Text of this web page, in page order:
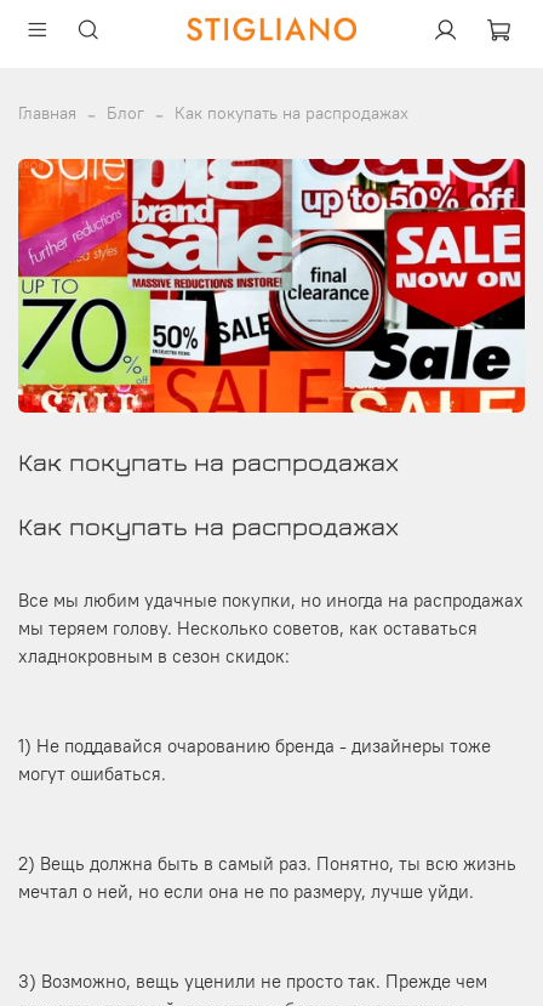
Главная Блог Как покупать на распродажах
Как покупать на распродажах
Как покупать на распродажах
Все мы любим удачные покупки, но иногда на распродажах
мы теряем голову. Несколько советов, как оставаться
хладнокровным в сезон скидок:
1) Не поддавайся очарованию бренда - дизайнеры тоже
могут ошибаться.
2) Вещь должна быть в самый раз. Понятно, ты всю жизнь
мечтал о ней, но если она не по размеру, лучше уйди.
3) Возможно, вещь уценили не просто так. Прежде чем